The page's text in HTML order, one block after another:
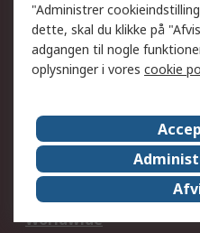
Levering
Fakturakopi
Fordele med Mit RS
Om RS
Det juridiske
Job hos RS
Worldwide
"Administrer
dette, skal du klikke på
adgangen til nogle
oplysninger i vores cookie